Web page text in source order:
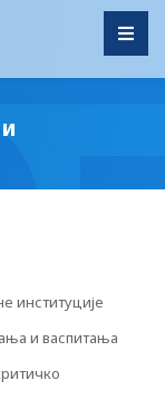
институције
и васпитања